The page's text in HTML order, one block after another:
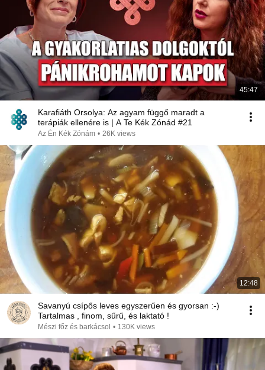
45:47
Karafiáth Orsolya: Az agyam függő maradt a
terápiák ellenére is | A Te Kék Zónád #21
Az Én Kék Zónám • 26K views
12:48
Savanyú csípős leves egyszerűen és gyorsan :-)
Tartalmas , finom, sűrű, és laktató !
Mészi főz és barkácsol • 130K views